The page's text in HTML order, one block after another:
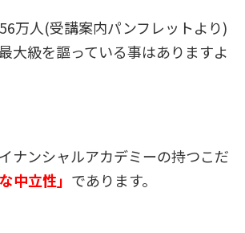
万人(受講案内パンフレットより)
大級を謳っている事はありますよ
ナンシャルアカデミーの持つこだ
中立性」 であります。